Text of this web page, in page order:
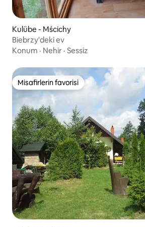
Kulübe - Mścichy
Biebrzy'deki ev
Konum · Nehir · Sessiz
Misafirlerin favorisi
Misafirlerin favorisi